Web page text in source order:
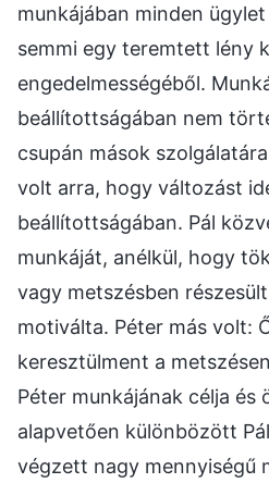
munkájában minden
semmi egy teremtett lény
engedelmességéből.
beállítottságában nem
csupán mások
volt arra, hogy változást
beállítottságában. Pál
munkáját, anélkül, hogy
vagy metszésben
motiválta. Péter más volt:
keresztülment a
Péter munkájának célja és
alapvetően különbözött
végzett nagy mennyiségű